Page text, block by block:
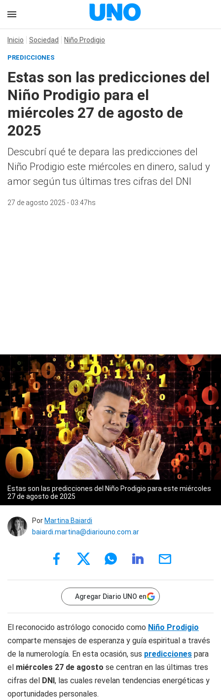
Inicio Sociedad Niño Prodigio
PREDICCIONES
Estas son las predicciones del
Niño Prodigio para el
miércoles 27 de agosto de
2025
Descubrí qué te depara las predicciones del
Niño Prodigio este miércoles en dinero, salud y
amor según tus últimas tres cifras del DNI
27 de agosto 2025 - 03:47hs
Estas son las predicciones del Niño Prodigio para este miércoles
27 de agosto de 2025
Por Martina Baiardi
baiardi.martina@diariouno.com.ar
Agregar Diario UNO en
El reconocido astrólogo conocido como Niño Prodigio
comparte mensajes de esperanza y guía espiritual a través
de la numerología. En esta ocasión, sus predicciones para
el miércoles 27 de agosto se centran en las últimas tres
cifras del DNI, las cuales revelan tendencias energéticas y
oportunidades personales.